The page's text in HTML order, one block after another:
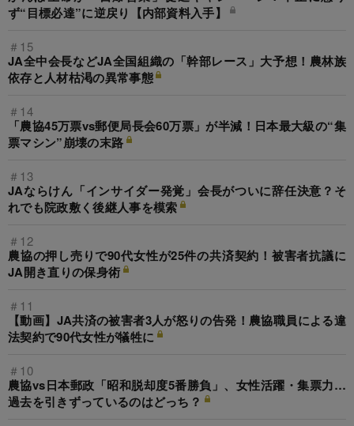
ず“目標必達”に逆戻り【内部資料入手】
＃15
JA全中会長などJA全国組織の「幹部レース」大予想！農林族
依存と人材枯渇の異常事態
＃14
「農協45万票vs郵便局長会60万票」が半減！日本最大級の“集
票マシン”崩壊の末路
＃13
JAならけん「インサイダー発覚」会長がついに辞任決意？そ
れでも院政敷く後継人事を模索
＃12
農協の押し売りで90代女性が25件の共済契約！被害者抗議に
JA開き直りの保身術
＃11
【動画】JA共済の被害者3人が怒りの告発！農協職員による違
法契約で90代女性が犠牲に
＃10
農協vs日本郵政「昭和脱却度5番勝負」、女性活躍・集票力…
過去を引きずっているのはどっち？